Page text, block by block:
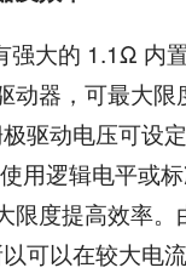
大的 1.1Ω 内
动器，可最大限
驱动电压可设
用逻辑电平或
限度提高效率。
可以在较大电